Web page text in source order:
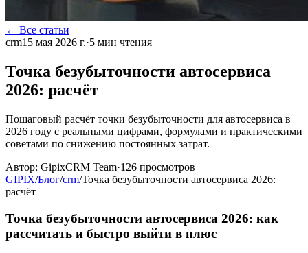
← Все статьи
crm15 мая 2026 г.·5 мин чтения
Точка безубыточности автосервиса
2026: расчёт
Пошаговый расчёт точки безубыточности для автосервиса в
2026 году с реальными цифрами, формулами и практическими
советами по снижению постоянных затрат.
Автор: GipixCRM Team·126 просмотров
GIPIX/Блог/crm/Точка безубыточности автосервиса 2026:
расчёт
Точка безубыточности автосервиса 2026: как
рассчитать и быстро выйти в плюс